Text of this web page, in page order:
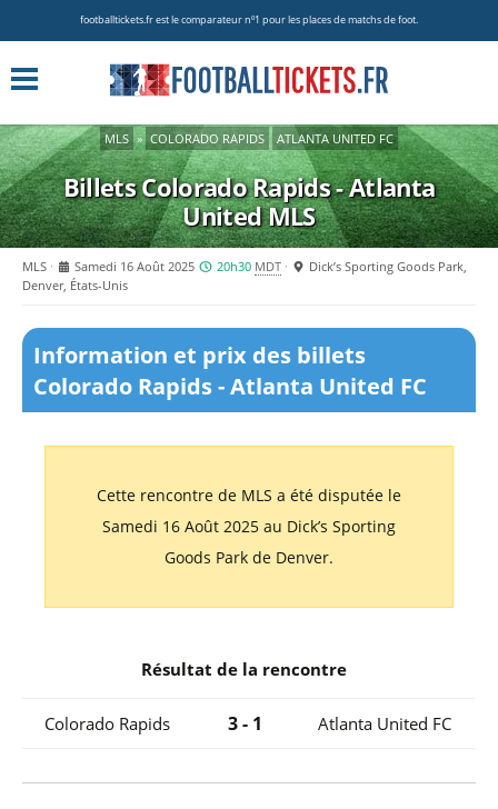
footballtickets.fr est le comparateur nº1 pour les places de matchs de foot.
MLS » COLORADO RAPIDS ATLANTA UNITED FC
Billets Colorado Rapids - Atlanta
UnitedMLS
MLS Samedi 16 Août 2025 20h30 MDT
Dick’s Sporting Goods Park,
Denver, États-Unis
Information et prix des billets
Colorado Rapids - Atlanta United FC
Cette rencontre de MLS a été disputée le
Samedi 16 Août 2025 au Dick’s Sporting
Goods Park de Denver.
Résultat de la rencontre
Colorado Rapids 3 - 1 Atlanta United FC